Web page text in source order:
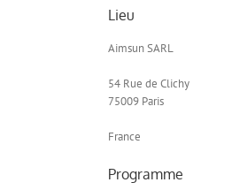
Lieu
Aimsun SARL
54 Rue de Clichy
75009 Paris
France
Programme